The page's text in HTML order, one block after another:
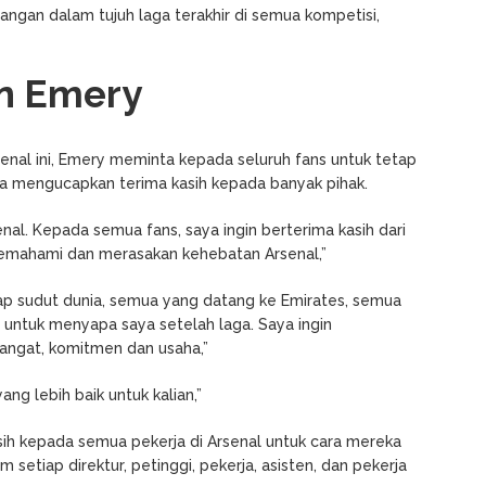
dalam tujuh laga terakhir di semua kompetisi,
Emery
ini, Emery meminta kepada seluruh fans untuk tetap
mengucapkan terima kasih kepada banyak pihak.
Kepada semua fans, saya ingin berterima kasih dari
dan merasakan kehebatan Arsenal,”
sudut dunia, semua yang datang ke Emirates, semua
menyapa saya setelah laga. Saya ingin
komitmen dan usaha,”
lebih baik untuk kalian,”
kepada semua pekerja di Arsenal untuk cara mereka
setiap direktur, petinggi, pekerja, asisten, dan pekerja